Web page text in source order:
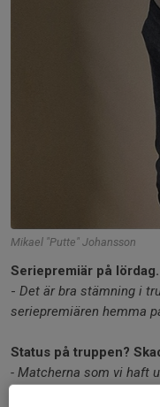
Mikael "Putte" Johansson
Seriepremiär på
- Det är bra stämning i
seriepremiären hemma
Status på truppen?
- Matcherna som vi haft